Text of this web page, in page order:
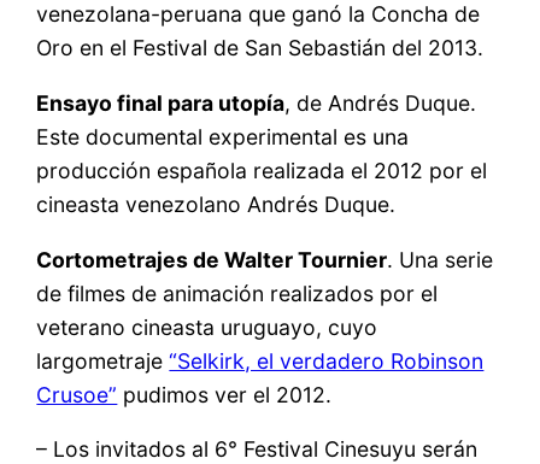
venezolana-peruana que ganó la Concha de
Oro en el Festival de San Sebastián del 2013.
Ensayo final para utopía, de Andrés Duque.
Este documental experimental es una
producción española realizada el 2012 por el
cineasta venezolano Andrés Duque.
Cortometrajes de Walter Tournier. Una serie
de filmes de animación realizados por el
veterano cineasta uruguayo, cuyo
largometraje“Selkirk, el verdadero Robinson
Crusoe” pudimos ver el 2012.
– Los invitados al 6° Festival Cinesuyu serán